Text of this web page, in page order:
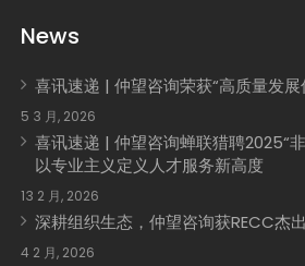
News
喜讯速递 | 仲望咨询荣获“高质量发展
5 3 月, 2026
喜讯速递 | 仲望咨询蝉联猎聘2025“非
以专业主义定义人才服务新高度
13 2 月, 2026
深耕组织生态，仲望咨询获RECC杰
4 2 月, 2026